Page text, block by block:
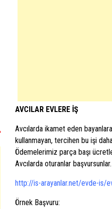
AVCILAR EVLERE İŞ
Avcılarda ikamet eden
kullanmayan, tercihen bu işi
Ödemelerimiz parça başı
Avcılarda oturanlar başvursunlar.
http://is-arayanlar.net/evde-is/
Örnek Başvuru: